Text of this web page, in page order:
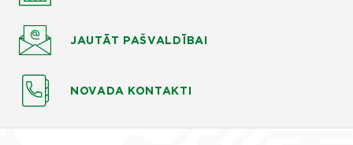
JAUTĀT PAŠVALDĪBAI
NOVADA KONTAKTI